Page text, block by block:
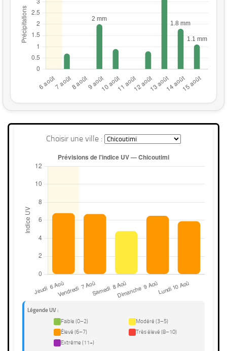
Choisir une ville :
Légende UV :
Faible (0–2)
Modéré (3–5)
Élevé (6–7)
Très élevé (8–10)
Extrême (11+)